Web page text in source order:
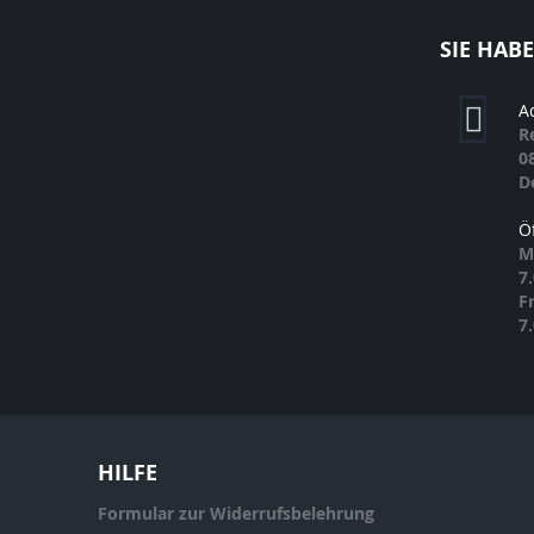
SIE
HILFE
Formular zur Widerrufsbelehrung